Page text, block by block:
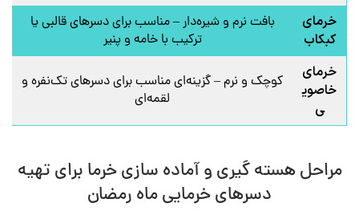
خرمای
کبکاب
بافت نرم و شیره‌دار – مناسب برای دسرهای قالبی یا
ترکیب با خامه و پنیر
خرمای
خاصوی
ی
کوچک و نرم – گزینه‌ای مناسب برای دسرهای تک‌نفره و
لقمه‌ای
مراحل هسته گیری و آماده سازی خرما برای تهیه
دسرهای خرمایی ماه رمضان